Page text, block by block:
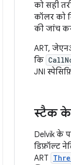
को सही
कॉलर को
की जांच
ART,
कि
JNI
स्टैक के
Delvik के
डिफ़ॉल्ट
ART